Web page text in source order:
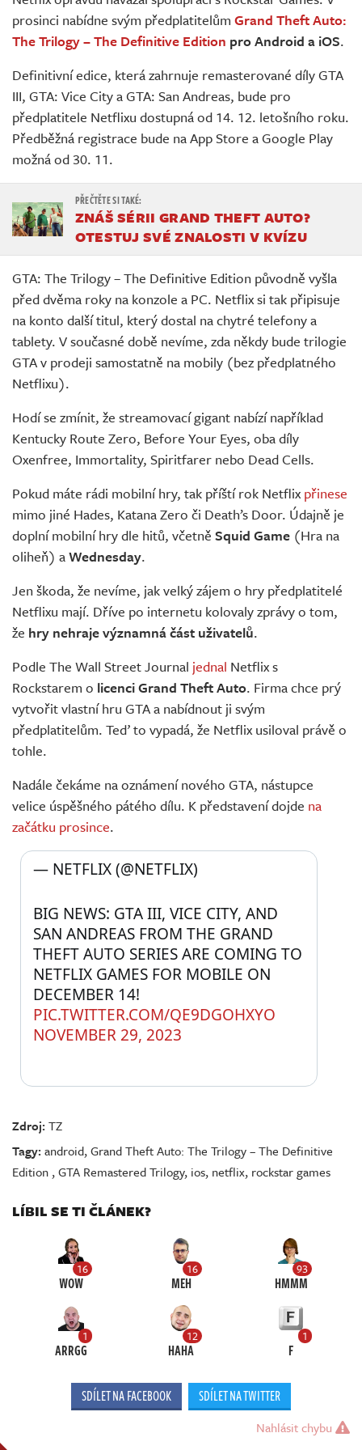
Živě
prosinci nabídne svým předplatitelům Grand Theft Auto:
The Trilogy – The Definitive Edition pro Android a iOS.
Definitivní edice, která zahrnuje remasterované díly GTA
III, GTA: Vice City a GTA: San Andreas, bude pro
předplatitele Netflixu dostupná od 14. 12. letošního roku.
Předběžná registrace bude na App Store a Google Play
možná od 30. 11.
ZNÁŠ SÉRII GRAND THEFT AUTO?
OTESTUJ SVÉ ZNALOSTI V KVÍZU
GTA: The Trilogy – The Definitive Edition původně vyšla
před dvěma roky na konzole a PC. Netflix si tak připisuje
na konto další titul, který dostal na chytré telefony a
tablety. V současné době nevíme, zda někdy bude trilogie
GTA v prodeji samostatně na mobily (bez předplatného
Netflixu).
Hodí se zmínit, že streamovací gigant nabízí například
Kentucky Route Zero, Before Your Eyes, oba díly
Oxenfree, Immortality, Spiritfarer nebo Dead Cells.
Pokud máte rádi mobilní hry, tak příští rok Netflixpřinese
mimo jiné Hades, Katana Zero či Death’s Door. Údajně je
doplní mobilní hry dle hitů, včetně Squid Game (Hra na
oliheň) aWednesday.
Jen škoda, že nevíme, jak velký zájem o hry předplatitelé
Netflixu mají. Dříve po internetu kolovaly zprávy o tom,
že hry nehraje významná část uživatelů.
Podle The Wall Street Journal jednal Netflix s
Rockstarem o licenci Grand Theft Auto. Firma chce prý
vytvořit vlastní hru GTA a nabídnout ji svým
předplatitelům. Teď to vypadá, že Netflix usiloval právě o
tohle.
Nadále čekáme na oznámení nového GTA, nástupce
velice úspěšného pátého dílu. K představení dojde na
začátku prosince.
BIG NEWS: GTA III, VICE CITY, AND
SAN ANDREAS FROM THE GRAND
THEFT AUTO SERIES ARE COMING TO
NETFLIX GAMES FOR MOBILE ON
PIC.TWITTER.COM/QE9DGOHXYO
— NETFLIX (@NETFLIX)
NOVEMBER 29, 2023
Zdroj:TZ
Tagy:android,Grand Theft Auto: The Trilogy – The Definitive
Edition ,GTA Remastered Trilogy, ios, netflix, rockstar games
LÍBIL SE TI ČLÁNEK?
16
WOW
16
MEH
93
HMMM
1
ARRGG
12
HAHA
1
F
SDÍLET NA FACEBOOK SDÍLET NA TWITTER
Nahlásit chybu